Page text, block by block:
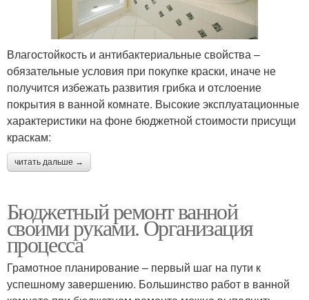
Влагостойкость и антибактериальные свойства –
обязательные условия при покупке краски, иначе не
получится избежать развития грибка и отслоение
покрытия в ванной комнате. Высокие эксплуатационные
характеристики на фоне бюджетной стоимости присущи
краскам:
читать дальше →
Бюджетный ремонт ванной
своими руками. Организация
процесса
Грамотное планирование – первый шаг на пути к
успешному завершению. Большинство работ в ванной